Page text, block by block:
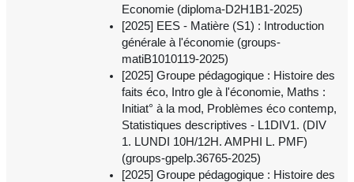
Economie (diploma-D2H1B1-2025)
[2025] EES - Matière (S1) : Introduction
générale à l'économie (groups-
matiB1010119-2025)
[2025] Groupe pédagogique : Histoire des
faits éco, Intro gle à l'économie, Maths :
Initiat° à la mod, Problèmes éco contemp,
Statistiques descriptives - L1DIV1. (DIV
1. LUNDI 10H/12H. AMPHI L. PMF)
(groups-gpelp.36765-2025)
[2025] Groupe pédagogique : Histoire des